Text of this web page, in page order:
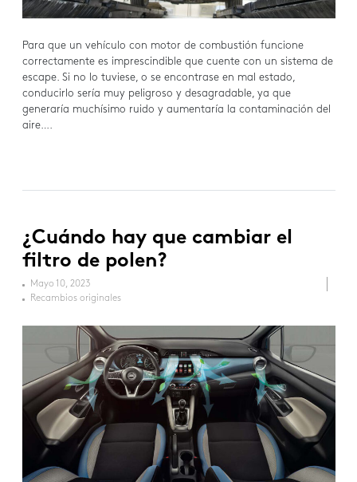
Para que un vehículo con motor de combustión funcione
correctamente es imprescindible que cuente con un sistema de
escape. Si no lo tuviese, o se encontrase en mal estado,
conducirlo sería muy peligroso y desagradable, ya que
generaría muchísimo ruido y aumentaría la contaminación del
aire….
¿Cuándo hay que cambiar el
filtro de polen?
Mayo 10, 2023
Recambios originales